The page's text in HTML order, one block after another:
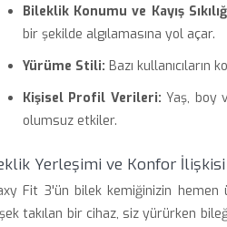
Bileklik Konumu ve Kayış
bir şekilde algılamasına yol açar.
Yürüme Stili: Bazı kullanıcıların
Kişisel Profil Verileri: Yaş, boy
olumsuz etkiler.
Yerleşimi ve Konfor İlişkisi
Fit 3'ün bilek kemiğinizin hemen
takılan bir cihaz, siz yürürken